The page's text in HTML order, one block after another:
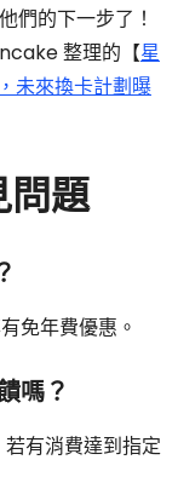
們的下一步了！
整理的【星
未來換卡計劃曝
題
免年費優惠。
嗎？
若有消費達到指定